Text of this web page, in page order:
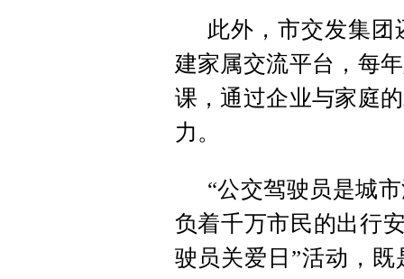
此外，市交发集
建家属交流平台，每
课，通过企业与家庭
力。
“公交驾驶员是城
负着千万市民的出行
驶员关爱日”活动，